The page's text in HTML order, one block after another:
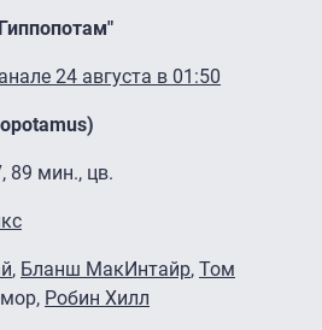
24 августа в 01:50
89 мин., цв.
, Бланш МакИнтайр, Том
Робин Хилл